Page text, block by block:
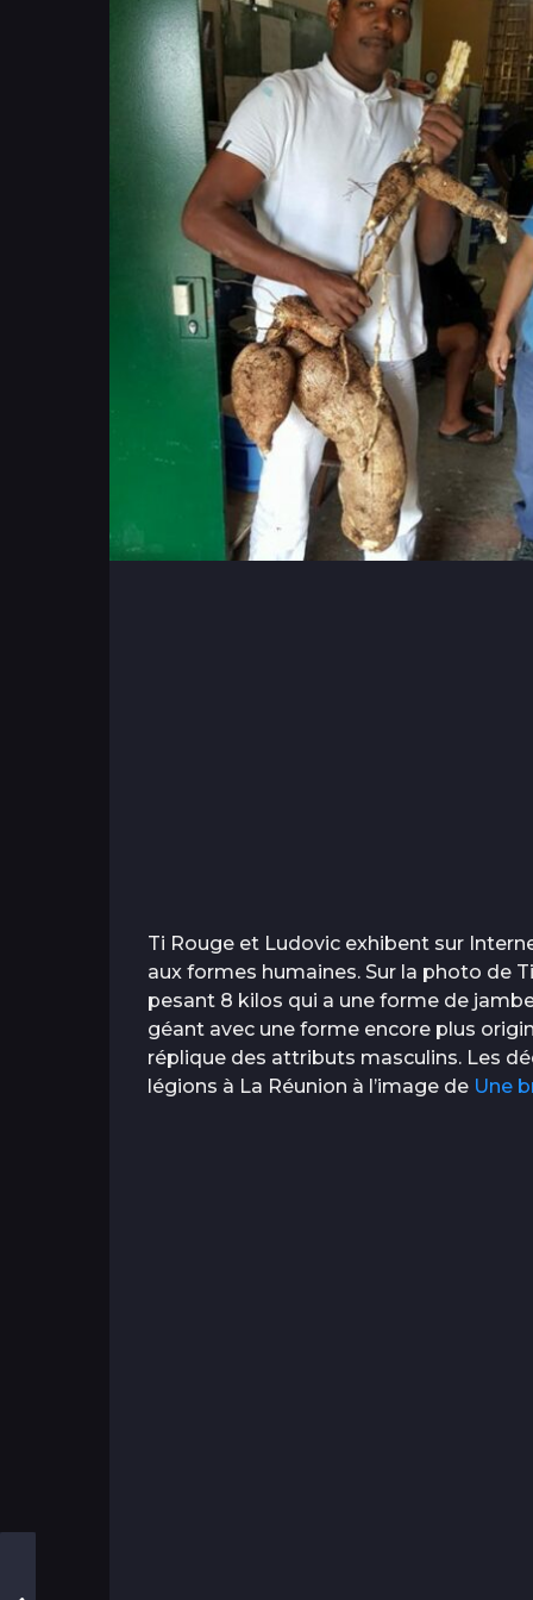
Ti Rouge et Ludovic exhibent sur
aux formes humaines. Sur la photo de
pesant 8 kilos qui a une forme de
géant avec une forme encore plus
réplique des attributs masculins. Les
légions à La Réunion à l’image de Une